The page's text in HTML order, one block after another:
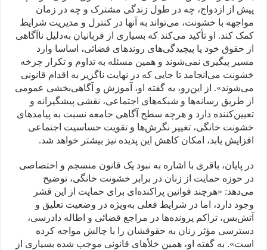
پیش از ازدواج، چه در طول زندگی مشترک و چه در زمان
مواجهه با خشونت، می‌تواند به آنها در کنترل و مدیریت شرایط
کمک کند. او تأکید می‌کند که بسیاری از قربانیان به‌دلیل ناآگاهی
از حقوق خود یا پیچیدگی‌های روندهای قضائی، اساسا وارد
مسیر پیگیری نمی‌شوند و همین مسئله به تداوم و تکرار چرخه
خشونت می‌انجامد تا جایی که در نهایت ناگزیر به اقدام قانونی
می‌شوند». از این‌رو، به گفته او، آموزش و آگاهی‌بخشی عمومی
از طریق رسانه‌ها و شبکه‌های اجتماعی، نقشی پیشگیرانه و
تعیین‌کننده دارد و هرچه سطح آگاهی جامعه نسبت به پیامدهای
خشونت خانگی، تغییر نگرش‌ها و تقویت حساسیت اجتماعی
افزایش یابد، امکان کاهش این پدیده نیز بیشتر خواهد شد.
در پایان، باقری با اشاره به نبود یک قانون منسجم و اختصاصی
در حوزه حمایت از زنان در برابر خشونت خانگی، توضیح
می‌دهد: «هرچند قوانین پراکنده‌ای برای حمایت از این قشر
وجود دارد، اما در شرایط فعلی به‌ویژه در وضعیت تعلیق و
آتش‌بس، تراکم پرونده‌ها در مراجع قضائی و اطاله دادرسی،
دسترسی مؤثر زنان به حقوقشان را با چالش مواجه کرده
است». به گفته او، همین خلأهای قانونی موجب شده بسیاری از